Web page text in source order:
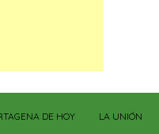
DE HOY LA UNIÓN